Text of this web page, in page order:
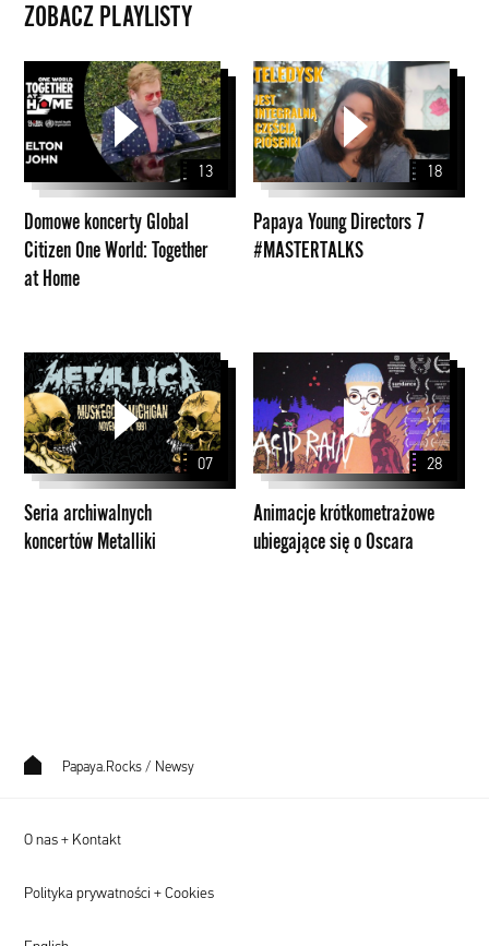
ZOBACZ PLAYLISTY
Domowe
koncerty
Global
Citizen
World:
Together
at
Home
13
Domowe koncerty Global
Citizen One World: Together
at Home
Papaya
Young
Directors
7
#MASTERTALKS
18
Papaya Young Directors 7
#MASTERTALKS
Seria
archiwalnych
koncertów
Metalliki
07
Seria archiwalnych
koncertów Metalliki
Animacje
krótkometrażowe
ubiegające
się
o
28
Animacje krótkometrażowe
ubiegające się o Oscara
Papaya.Rocks / Newsy
O nas + Kontakt
Polityka prywatności + Cookies